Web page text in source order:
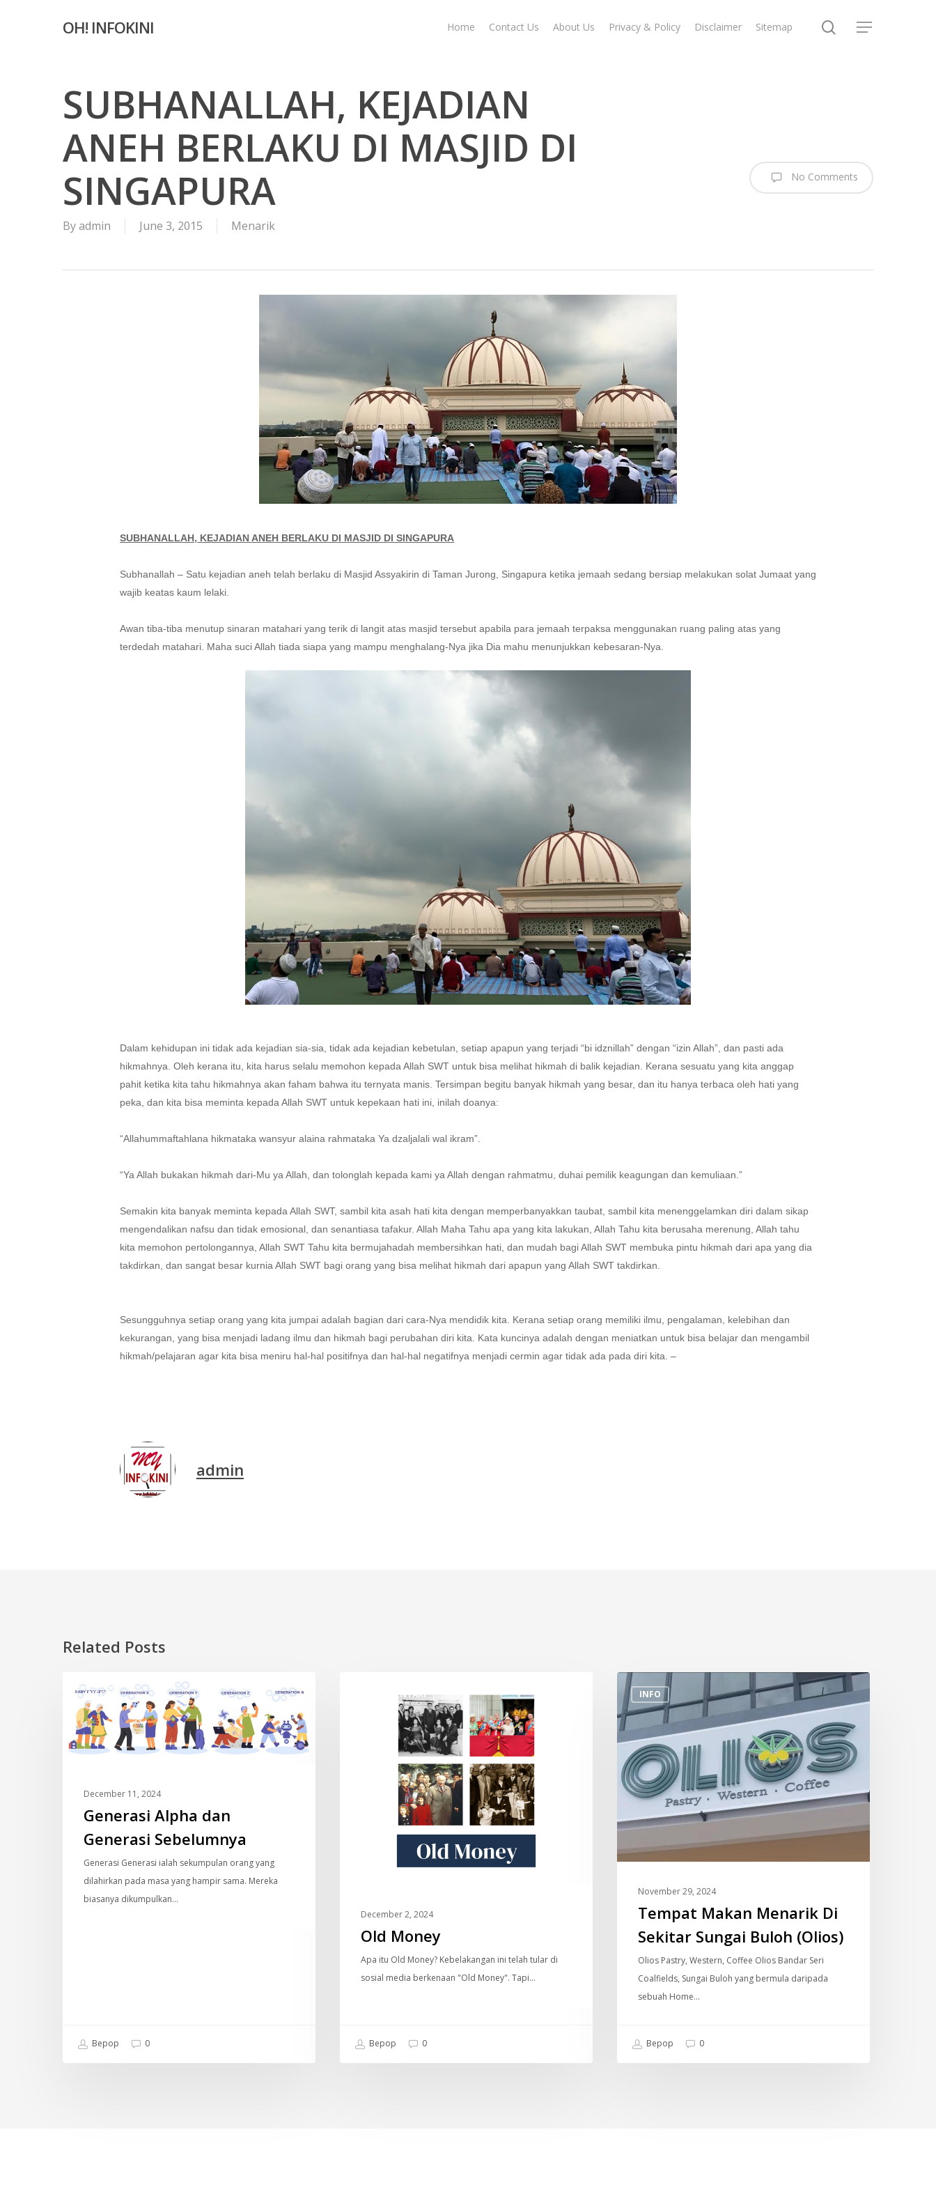
OH! INFOKINI Home Contact Us About Us Privacy & Policy Disclaimer Sitemap search
Menu
SUBHANALLAH, KEJADIAN
ANEH BERLAKU DI MASJID DI
SINGAPURA
Byadmin June 3, 2015 Menarik
No Comments
SUBHANALLAH, KEJADIAN ANEH BERLAKU DI MASJID DI SINGAPURA
Subhanallah – Satu kejadian aneh telah berlaku di Masjid Assyakirin di Taman Jurong, Singapura ketika jemaah sedang bersiap melakukan solat Jumaat yang
wajib keatas kaum lelaki.
Awan tiba-tiba menutup sinaran matahari yang terik di langit atas masjid tersebut apabila para jemaah terpaksa menggunakan ruang paling atas yang
terdedah matahari. Maha suci Allah tiada siapa yang mampu menghalang-Nya jika Dia mahu menunjukkan kebesaran-Nya.
Dalam kehidupan ini tidak ada kejadian sia-sia, tidak ada kejadian kebetulan, setiap apapun yang terjadi “bi idznillah” dengan “izin Allah”, dan pasti ada
hikmahnya. Oleh kerana itu, kita harus selalu memohon kepada Allah SWT untuk bisa melihat hikmah di balik kejadian. Kerana sesuatu yang kita anggap
pahit ketika kita tahu hikmahnya akan faham bahwa itu ternyata manis. Tersimpan begitu banyak hikmah yang besar, dan itu hanya terbaca oleh hati yang
peka, dan kita bisa meminta kepada Allah SWT untuk kepekaan hati ini, inilah doanya:
“Allahummaftahlana hikmataka wansyur alaina rahmataka Ya dzaljalali wal ikram”.
“Ya Allah bukakan hikmah dari-Mu ya Allah, dan tolonglah kepada kami ya Allah dengan rahmatmu, duhai pemilik keagungan dan kemuliaan.”
Semakin kita banyak meminta kepada Allah SWT, sambil kita asah hati kita dengan memperbanyakkan taubat, sambil kita menenggelamkan diri dalam sikap
mengendalikan nafsu dan tidak emosional, dan senantiasa tafakur. Allah Maha Tahu apa yang kita lakukan, Allah Tahu kita berusaha merenung, Allah tahu
kita memohon pertolongannya, Allah SWT Tahu kita bermujahadah membersihkan hati, dan mudah bagi Allah SWT membuka pintu hikmah dari apa yang dia
takdirkan, dan sangat besar kurnia Allah SWT bagi orang yang bisa melihat hikmah dari apapun yang Allah SWT takdirkan.
Sesungguhnya setiap orang yang kita jumpai adalah bagian dari cara-Nya mendidik kita. Kerana setiap orang memiliki ilmu, pengalaman, kelebihan dan
kekurangan, yang bisa menjadi ladang ilmu dan hikmah bagi perubahan diri kita. Kata kuncinya adalah dengan meniatkan untuk bisa belajar dan mengambil
hikmah/pelajaran agar kita bisa meniru hal-hal positifnya dan hal-hal negatifnya menjadi cermin agar tidak ada pada diri kita. –
admin
Related Posts
INFO
Alpha
dan
Generasi
Sebelumnya
December 11, 2024
Generasi Alpha dan
Generasi Sebelumnya
Generasi Generasi ialah sekumpulan orang yang
dilahirkan pada masa yang hampir sama. Mereka
biasanya dikumpulkan…
Bepop 0
DOKUMENTARI
December 2, 2024
Old Money
Apa itu Old Money? Kebelakangan ini telah tular di
sosial media berkenaan "Old Money". Tapi…
Bepop 0
INFO
Tempat
Makan
Menarik
Di
Sekitar
Sungai
Buloh
November 29, 2024
Tempat Makan Menarik Di
Sekitar Sungai Buloh (Olios)
Olios Pastry, Western, Coffee Olios Bandar Seri
Coalfields, Sungai Buloh yang bermula daripada
sebuah Home…
Bepop 0